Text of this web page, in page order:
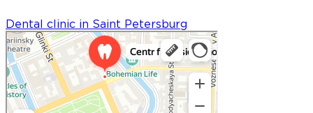
Dental clinic in Saint Petersburg